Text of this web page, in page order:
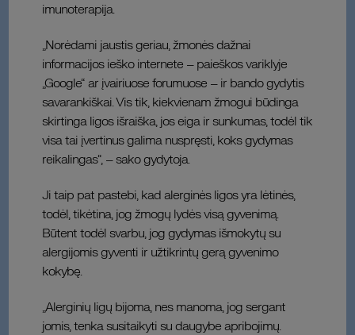
imunoterapija.
„Norėdami jaustis geriau, žmonės dažnai
informacijos ieško internete – paieškos variklyje
„Google“ ar įvairiuose forumuose – ir bando gydytis
savarankiškai. Vis tik, kiekvienam žmogui būdinga
skirtinga ligos išraiška, jos eiga ir sunkumas, todėl tik
visa tai įvertinus galima nuspręsti, koks gydymas
reikalingas“, – sako gydytoja.
Ji taip pat pastebi, kad alerginės ligos yra lėtinės,
todėl, tikėtina, jog žmogų lydės visą gyvenimą.
Būtent todėl svarbu, jog gydymas išmokytų su
alergijomis gyventi ir užtikrintų gerą gyvenimo
kokybę.
„Alerginių ligų bijoma, nes manoma, jog sergant
jomis, tenka susitaikyti su daugybe apribojimų.